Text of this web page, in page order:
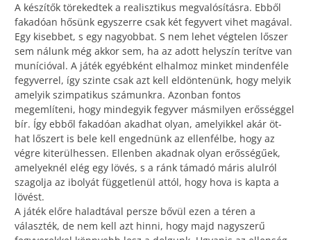
A készítők törekedtek a realisztikus megvalósításra. Ebből
fakadóan hősünk egyszerre csak két fegyvert vihet magával.
Egy kisebbet, s egy nagyobbat. S nem lehet végtelen lőszer
sem nálunk még akkor sem, ha az adott helyszín terítve van
munícióval. A játék egyébként elhalmoz minket mindenféle
fegyverrel, így szinte csak azt kell eldöntenünk, hogy melyik
amelyik szimpatikus számunkra. Azonban fontos
megemlíteni, hogy mindegyik fegyver másmilyen erősséggel
bír. Így ebből fakadóan akadhat olyan, amelyikkel akár öt-
hat lőszert is bele kell engednünk az ellenfélbe, hogy az
végre kiterülhessen. Ellenben akadnak olyan erősségűek,
amelyeknél elég egy lövés, s a ránk támadó máris alulról
szagolja az ibolyát függetlenül attól, hogy hova is kapta a
lövést.
A játék előre haladtával persze bővül ezen a téren a
választék, de nem kell azt hinni, hogy majd nagyszerű